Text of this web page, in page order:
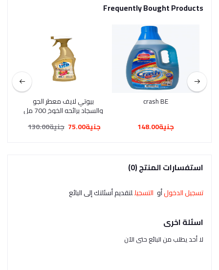
Frequently Bought Products
crash BE
جنية148.00
بيوتي لايف معطر الجو
والسجاد برائحه الخوخ 700 مل
جنية75.00
جنية130.00
استفسارات المنتج (0)
تسجيل الدخولأو التسجيللتقديم أسئلتك إلى البائع
اسئلة اخرى
لا أحد يطلب من البائع حتى الآن